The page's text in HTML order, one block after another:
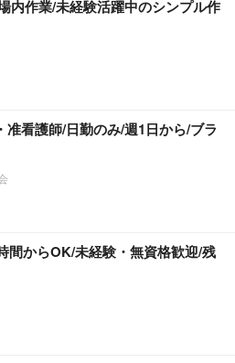
内作業/未経験活躍中のシンプル作
准看護師/日勤のみ/週1日から/ブラ
間からOK/未経験・無資格歓迎/残